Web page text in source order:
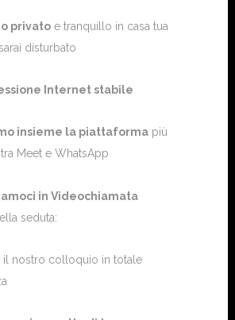
privato e tranquillo in casa tua
disturbato
Internet stabile
insieme la piattaforma più
Meet e WhatsApp
in Videochiamata
seduta:
il nostro colloquio in totale